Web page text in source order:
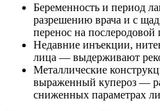
Беременность и период
разрешению врача и с
перенос на послеродовой
Недавние инъекции,
лица — выдерживают
Металлические
выраженный купероз —
сниженных параметрах